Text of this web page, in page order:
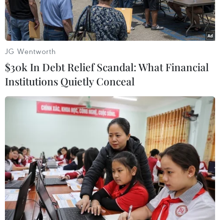
Bảo tàng Solomon R. Guggenheim ở New York. (Nguồn: AFP)
Chịu ảnh hưởng nặng nề của đại dịch COVID-19,
các bảo tàng Mỹ đang phải bán các bức tranh có
giá trị nhằm vớt vát doanh thu trong bối cảnh
kinh tế khó khăn.
JG Wentworth
$30k In Debt Relief Scandal: What Financial
Institutions Quietly Conceal